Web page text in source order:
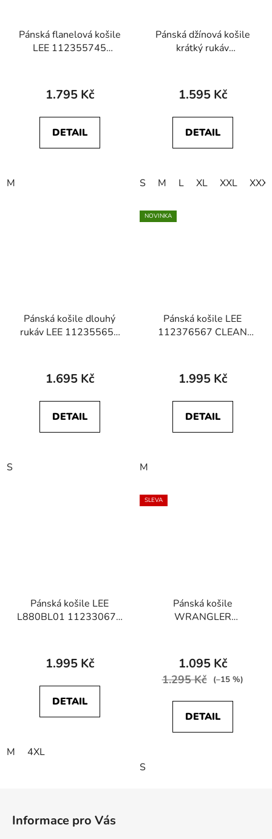
Pánská flanelová košile
LEE 112355745
1.795 Kč
DETAIL
M
Pánská džínová košile
krátký rukáv
WESTERN SHIRT
Riverbank
1.595 Kč
DETAIL
S M L XL XXL
Pánská košile dlouhý
rukáv LEE 112355650
1.695 Kč
DETAIL
S
NOVINKA
Pánská košile LEE
112376567 CLEAN
1.995 Kč
DETAIL
M
Pánská košile LEE
L880BL01 112330674
1.995 Kč
DETAIL
M 4XL
SLEVA
Pánská košile
WRANGLER
1.095 Kč
1.295 Kč (–15 %)
DETAIL
S
Informace pro Vás